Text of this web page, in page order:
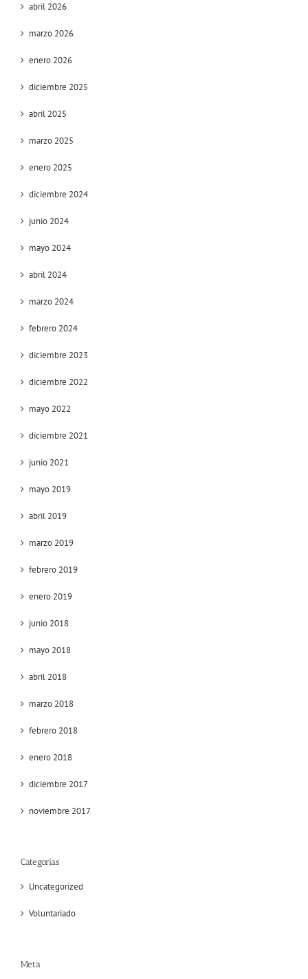
abril 2026
marzo 2026
enero 2026
diciembre 2025
abril 2025
marzo 2025
enero 2025
diciembre 2024
junio 2024
mayo 2024
abril 2024
marzo 2024
febrero 2024
diciembre 2023
diciembre 2022
mayo 2022
diciembre 2021
junio 2021
mayo 2019
abril 2019
marzo 2019
febrero 2019
enero 2019
junio 2018
mayo 2018
abril 2018
marzo 2018
febrero 2018
enero 2018
diciembre 2017
noviembre 2017
Categorías
Uncategorized
Voluntariado
Meta